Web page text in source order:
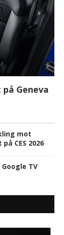
Geneva
mot
CES 2026
TV